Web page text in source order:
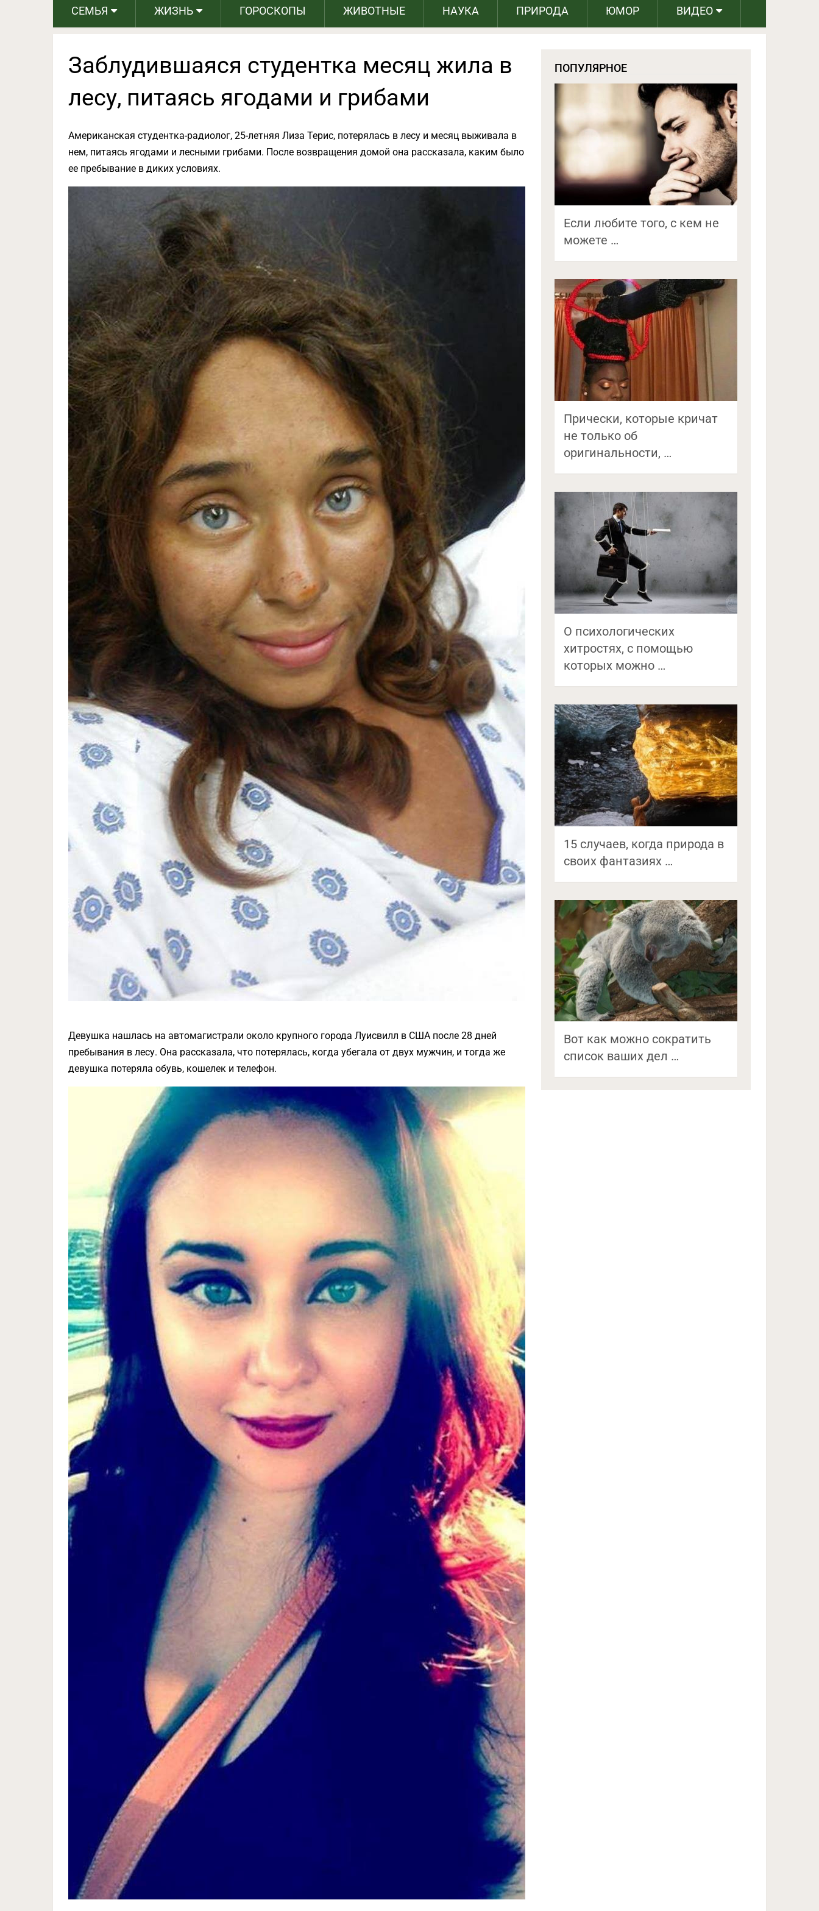
СЕМЬЯ ЖИЗНЬ ГОРОСКОПЫ ЖИВОТНЫЕ НАУКА ПРИРОДА ЮМОР ВИДЕО
Заблудившаяся студентка месяц жила в
лесу, питаясь ягодами и грибами
Американская студентка-радиолог, 25-летняя Лиза Терис, потерялась в лесу и месяц выживала в
нем, питаясь ягодами и лесными грибами. После возвращения домой она рассказала, каким было
ее пребывание в диких условиях.
Девушка нашлась на автомагистрали около крупного города Луисвилл в США после 28 дней
пребывания в лесу. Она рассказала, что потерялась, когда убегала от двух мужчин, и тогда же
девушка потеряла обувь, кошелек и телефон.
ПОПУЛЯРНОЕ
Если любите того, с кем не
можете …
Прически, которые кричат
не только об
оригинальности, …
O психологических
хитростях, с помощью
которых можно …
15 случаев, когда природа в
своих фантазиях …
Вот как можно сократить
список ваших дел …